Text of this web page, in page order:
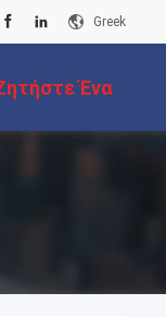
Greek
Ένα
Απόσπασμα